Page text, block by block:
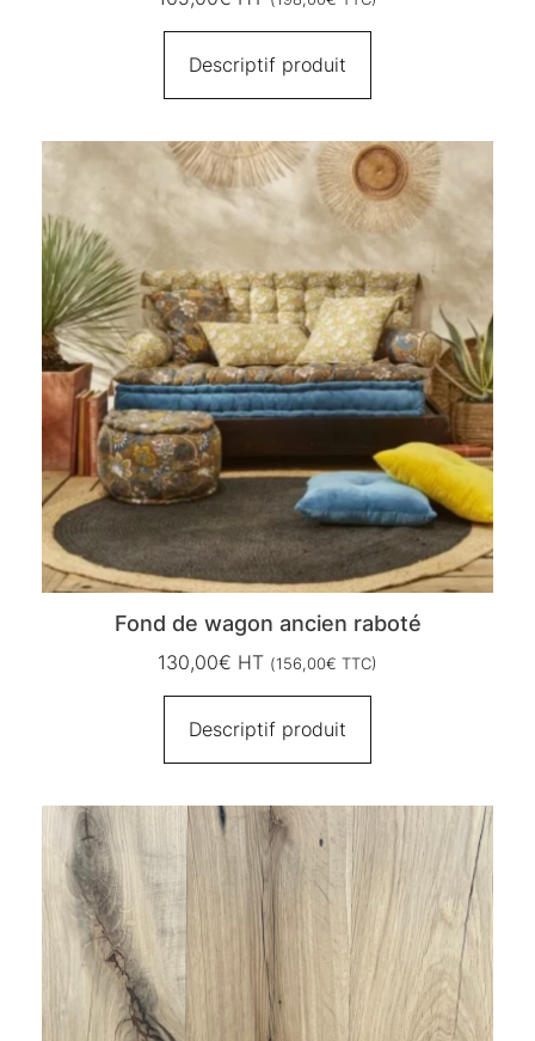
Descriptif produit
Fond de wagon ancien raboté
130,00€ HT (156,00€ TTC)
Descriptif produit